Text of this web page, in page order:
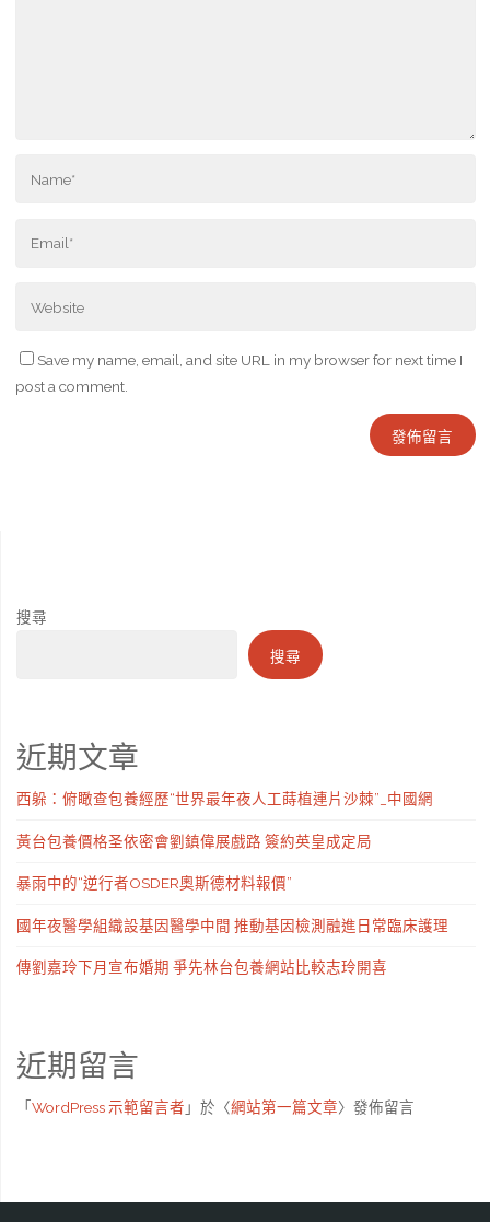
Save my name, email, and site URL in my browser for next time I
post a comment.
搜尋
搜尋
近期文章
西躲：俯瞰查包養經歷“世界最年夜人工蒔植連片沙棘”_中國網
黃台包養價格圣依密會劉鎮偉展戲路 簽約英皇成定局
暴雨中的“逆行者OSDER奧斯德材料報價”
國年夜醫學組織設基因醫學中間 推動基因檢測融進日常臨床護理
傳劉嘉玲下月宣布婚期 爭先林台包養網站比較志玲開喜
近期留言
「 WordPress 示範留言者 」於〈網站第一篇文章〉發佈留言